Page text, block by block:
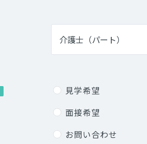
見学希望
面接希望
お問い合わせ